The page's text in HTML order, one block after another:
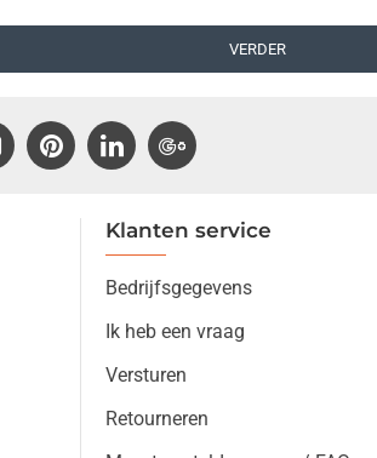
zorgen voor een optimale
VERDER
Klanten service
Bedrijfsgegevens
Ik heb een vraag
Versturen
Retourneren